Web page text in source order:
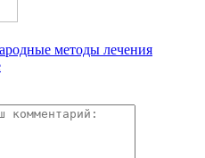
методы лечения